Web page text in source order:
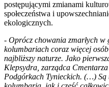
postępującymi zmianami
społeczeństwa i
ekologicznych.
- Oprócz chowania zmarłych
kolumbariach coraz więcej
najbliższy naturze. Jako
Klepsydra, zarządca
Podgórkach Tynieckich. (…) Są